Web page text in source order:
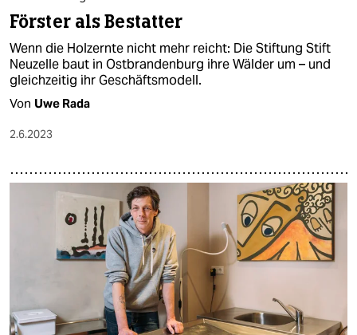
Förster als Bestatter
Wenn die Holzernte nicht mehr reicht: Die Stiftung Stift
Neuzelle baut in Ostbrandenburg ihre Wälder um – und
gleichzeitig ihr Geschäftsmodell.
Von Uwe Rada
2.6.2023